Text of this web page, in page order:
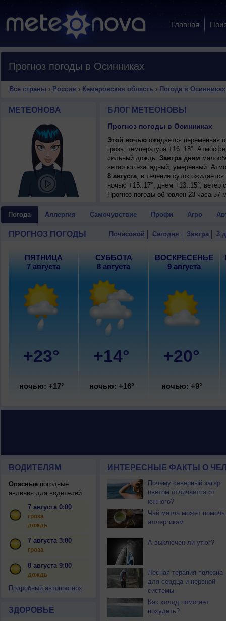
Главная
Прогноз погоды в Осинниках
Все страны › Россия › Кемеровская область › Погода в Осинниках
МЕТЕОНОВА БЛОГ МЕТЕОНОВЫ
Прогноз погоды в Осинниках
Этой ночьюожидается переменная
гроза, температура +16..18°.
сильный дождь. Завтра днем
ветер юго-западный, умеренный.
8 августа, в течение суток
ночью +15..17°, днем +13..15°, ветер
9 августа, в течение суток
10 августа
, ожидается
Прогноз погоды обновлен 23 часа 57
Погода Аллергия Самочувствие Профи Агро
ПРОГНОЗ ПОГОДЫ Почасовой Сегодня Завтра 3
ПЯТНИЦА
7 августа
+23°
ночью: +17°
СУББОТА
8 августа
+14°
ночью: +16°
ВОСКРЕСЕНЬЕ
9 августа
+20°
ночью: +9°
ВОДИТЕЛЯМ
Опасныепогодные
явления для водителей
7 августа 0:00
гроза
дождь
7 августа 3:00
гроза
8 августа 9:00
дождь
Подробный автопрогноз
ЗДОРОВЬЕ
ИНТЕРЕСНЫЕ ФАКТЫ О
Почему северный загар
цветом отличается от
южного?
Чай матча может помочь
аллергикам
А выключен ли утюг?
Лесная терапия полезна
для сердца и нервной
системы
Как холод помогает
похудеть?